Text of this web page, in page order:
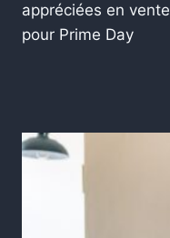
appréciées en vente
pour Prime Day